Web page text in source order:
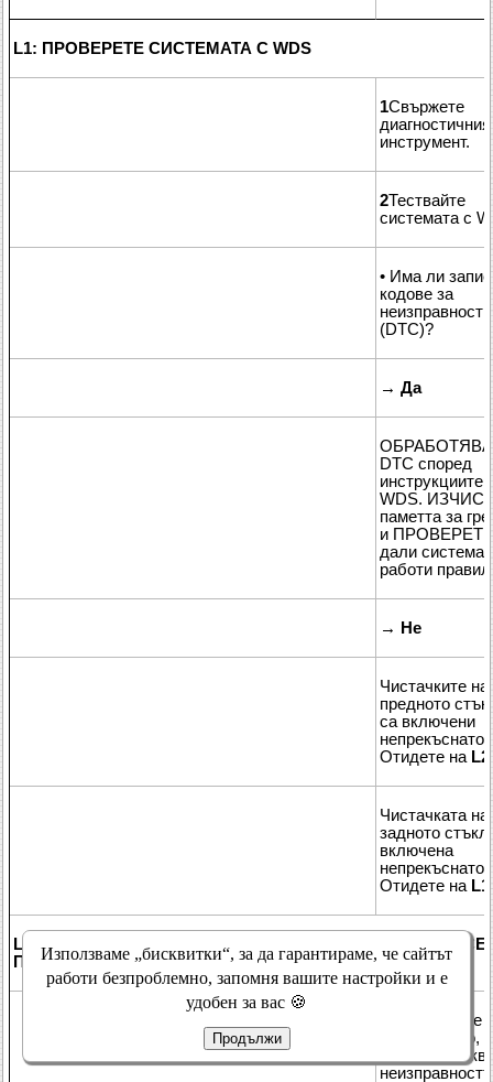
L1: ПРОВЕРЕТЕ СИСТЕМАТА С WDS
1Свържете
диагностичния
инструмент.
2Тествайте
системата с
• Има ли
кодове за
неизправности
(DTC)?
→ Да
DTC според
инструкциите
WDS.
паметта за
и ПРОВЕРЕТЕ
дали
работи
→ Не
Чистачките на
предното
са включени
непрекъснато:
Отидете на L2
Чистачката на
задното
включена
непрекъснато:
Отидете на
L2: ИДЕНТИФИЦИРАЙТЕ СЪСТОЯНИЕТО, ПРИ КОЕТО СЕ
ПОЯВЯВА ПОВРЕДАТА.
Определете
състоянието, в
което
Използваме „бисквитки“, за да гарантираме, че сайтът
работи безпроблемно, запомня вашите настройки и е
удобен за вас 🍪
Продължи